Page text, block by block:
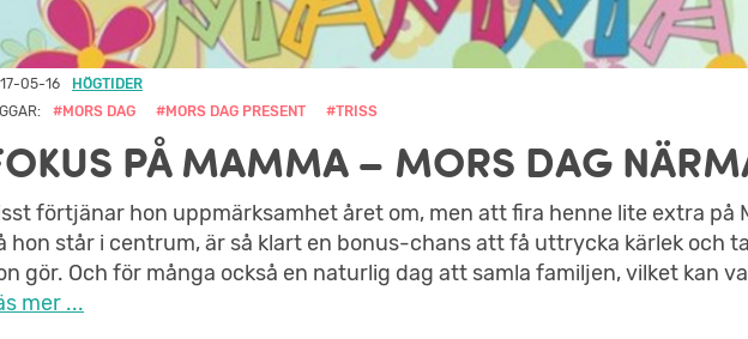
05-16
HÖGTIDER
#MORS DAG #MORS DAG PRESENT #TRISS
PÅ MAMMA – MORS DAG
förtjänar hon uppmärksamhet året om, men att fira henne lite extra på
hon står i centrum, är så klart en bonus-chans att få uttrycka kärlek och
gör. Och för många också en naturlig dag att samla familjen, vilket kan
mer ...